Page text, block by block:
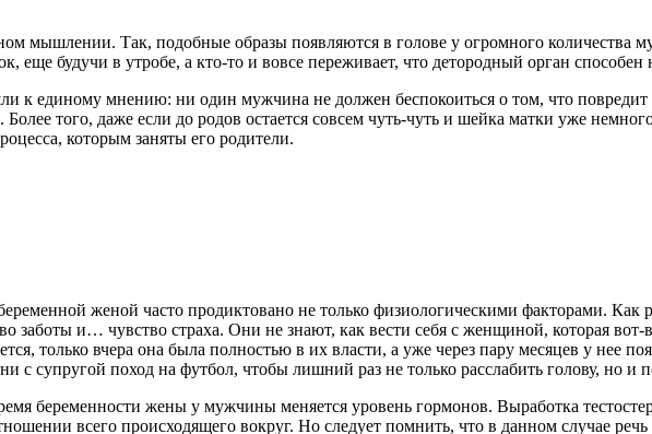
мышлении. Так, подобные образы появляются в голове у огромного количества
еще будучи в утробе, а кто-то и вовсе переживает, что детородный орган
к единому мнению: ни один мужчина не должен беспокоиться о том, что повредит
того, даже если до родов остается совсем чуть-чуть и шейка матки уже
которым заняты его родители.
женой часто продиктовано не только физиологическими факторами.
заботы и… чувство страха. Они не знают, как вести себя с женщиной, которая
только вчера она была полностью в их власти, а уже через пару месяцев у нее
с супругой поход на футбол, чтобы лишний раз не только расслабить голову, но и
беременности жены у мужчины меняется уровень гормонов. Выработка
всего происходящего вокруг. Но следует помнить, что в данном случае